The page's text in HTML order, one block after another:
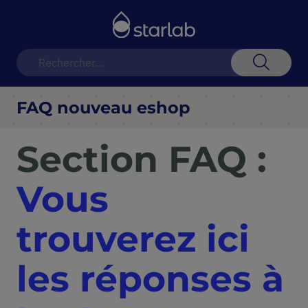
FAQ nouveau eshop
Section FAQ :
Vous
trouverez ici
les réponses à